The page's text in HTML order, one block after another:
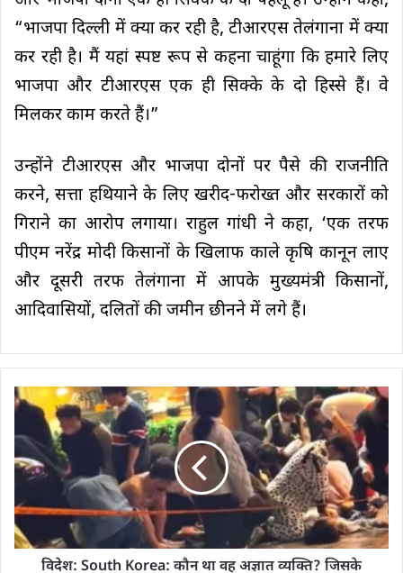
“भाजपा दिल्ली में क्या कर रही है, टीआरएस तेलंगाना में क्या
कर रही है। मैं यहां स्पष्ट रूप से कहना चाहूंगा कि हमारे लिए
भाजपा और टीआरएस एक ही सिक्के के दो हिस्से हैं। वे
मिलकर काम करते हैं।”
उन्होंने टीआरएस और भाजपा दोनों पर पैसे की राजनीति
करने, सत्ता हथियाने के लिए खरीद-फरोख्त और सरकारों को
गिराने का आरोप लगाया। राहुल गांधी ने कहा, ‘एक तरफ
पीएम नरेंद्र मोदी किसानों के खिलाफ काले कृषि कानून लाए
और दूसरी तरफ तेलंगाना में आपके मुख्यमंत्री किसानों,
आदिवासियों, दलितों की जमीन छीनने में लगे हैं।
विदेश: South Korea: कौन था वह अज्ञात व्यक्ति? जिसके